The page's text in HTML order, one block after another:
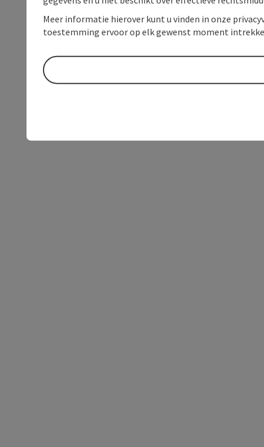
Meer informatie hierover kunt u vinden in onze
toestemming ervoor op elk gewenst moment